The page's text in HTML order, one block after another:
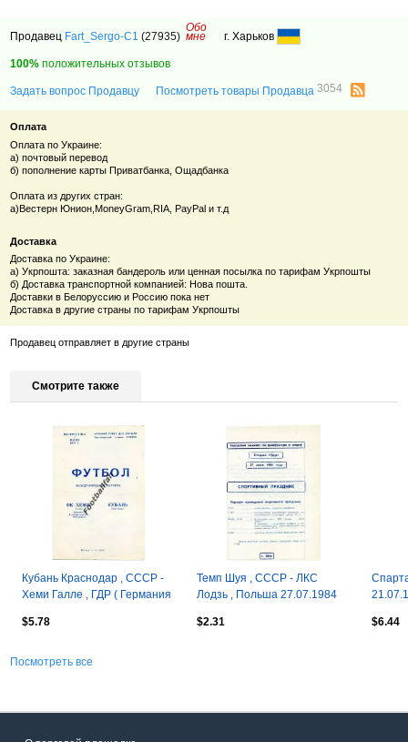
Продавец Fart_Sergo-C1 (27935)
Обо
мне г. Харьков
100% положительных отзывов
Задать вопрос Продавцу Посмотреть товары Продавца3054
Оплата
Оплата по Украине:
а) почтовый перевод
б) пополнение карты Приватбанка, Ощадбанка
Оплата из других стран:
а)Вестерн Юнион,MoneyGram,RIA, PayPal и т.д
Доставка
Доставка по Украине:
а) Укрпошта: заказная бандероль или ценная посылка по тарифам Укрпошты
б) Доставка транспортной компанией: Нова пошта.
Доставки в Белоруссию и Россию пока нет
Доставка в другие страны по тарифам Укрпошты
Продавец отправляет в другие страны
Смотрите также
Кубань Краснодар , СССР -
Хеми Галле , ГДР ( Германия
$5.78
Темп Шуя , СССР - ЛКС
Лодзь , Польша 27.07.1984
$2.31 $6.44
Посмотреть все